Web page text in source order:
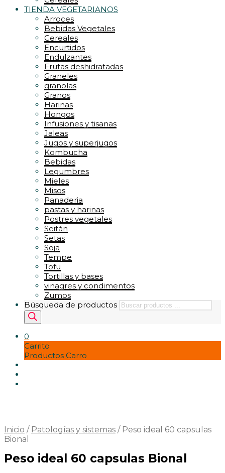
TIENDA VEGETARIANOS
Arroces
Bebidas Vegetales
Cereales
Encurtidos
Endulzantes
Frutas deshidratadas
Graneles
granolas
Granos
Harinas
Hongos
Infusiones y tisanas
Jaleas
Jugos y superjugos
Kombucha
Bebidas
Legumbres
Mieles
Misos
Panaderia
pastas y harinas
Postres vegetales
Seitán
Setas
Soja
Tempe
Tofu
Tortillas y bases
vinagres y condimentos
Zumos
Búsqueda de productos
0
Carrito
Productos Carro
Inicio / Patologías y sistemas /Peso ideal 60 capsulas
Bional
Peso ideal 60 capsulas Bional